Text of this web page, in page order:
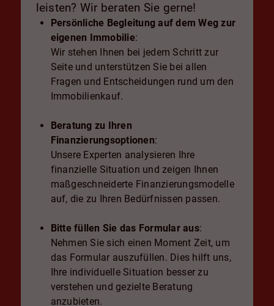
leisten? Wir beraten Sie gerne!
Persönliche Begleitung auf dem Weg zur
eigenen Immobilie:
Wir stehen Ihnen bei jedem Schritt zur
Seite und unterstützen Sie bei allen
Fragen und Entscheidungen rund um den
Immobilienkauf.
Beratung zu Ihren
Finanzierungsoptionen:
Unsere Experten analysieren Ihre
finanzielle Situation und zeigen Ihnen
maßgeschneiderte Finanzierungsmodelle
auf, die zu Ihren Bedürfnissen passen.
Bitte füllen Sie das Formular aus:
Nehmen Sie sich einen Moment Zeit, um
das Formular auszufüllen. Dies hilft uns,
Ihre individuelle Situation besser zu
verstehen und gezielte Beratung
anzubieten.